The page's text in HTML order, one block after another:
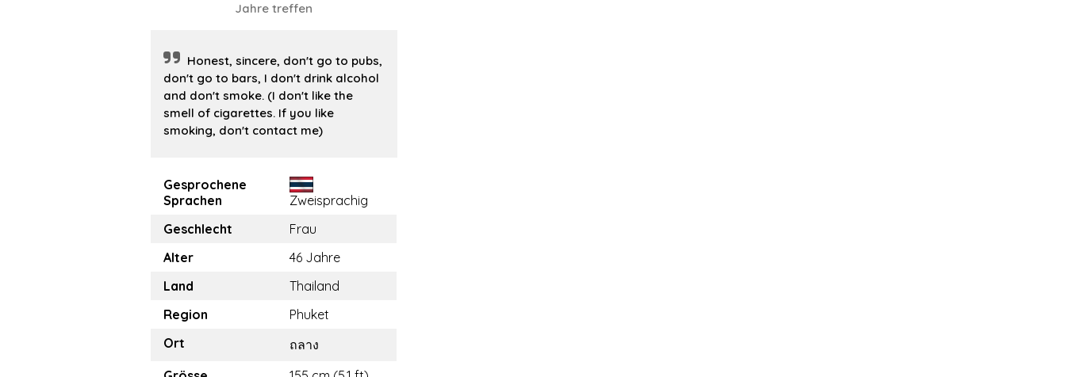
Jahre treffen
Honest, sincere, don't go to pubs,
don't go to bars, I don't drink alcohol
and don't smoke. (I don't like the
smell of cigarettes. If you like
smoking, don't contact me)
Gesprochene
Sprachen
Zweisprachig
Geschlecht
Frau
Alter
46 Jahre
Land
Thailand
Region
Phuket
Ort
ถลาง